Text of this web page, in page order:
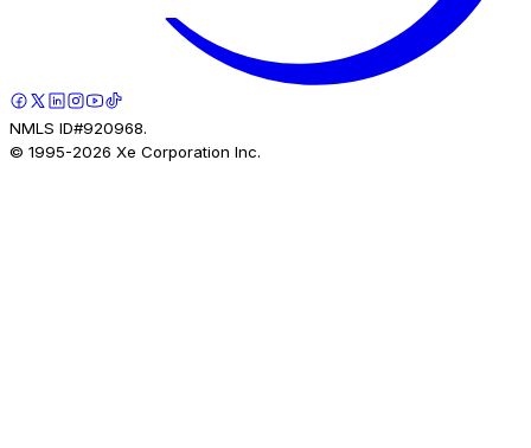
NMLS ID#920968.
© 1995-2026 Xe Corporation Inc.